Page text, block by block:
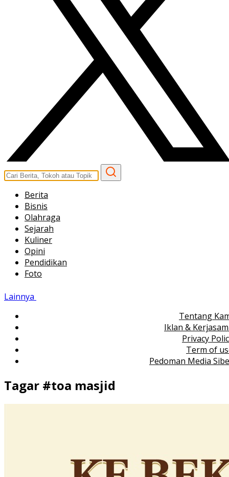
Berita
Bisnis
Olahraga
Sejarah
Kuliner
Opini
Pendidikan
Foto
Lainnya
Tentang
Iklan &
Privacy
Term of
Pedoman Media
Tagar #toa masjid